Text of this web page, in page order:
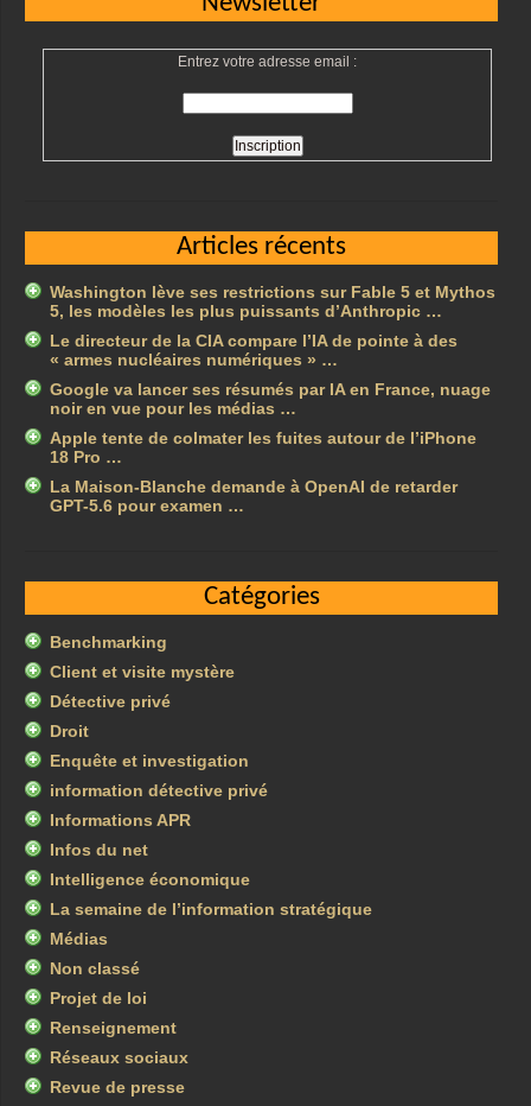
Entrez votre adresse email :
Articles récents
Washington lève ses restrictions sur Fable 5 et Mythos
5, les modèles les plus puissants d’Anthropic …
Le directeur de la CIA compare l’IA de pointe à des
« armes nucléaires numériques » …
Google va lancer ses résumés par IA en France, nuage
noir en vue pour les médias …
Apple tente de colmater les fuites autour de l’iPhone
18 Pro …
La Maison-Blanche demande à OpenAI de retarder
GPT-5.6 pour examen …
Catégories
Benchmarking
Client et visite mystère
Détective privé
Droit
Enquête et investigation
information détective privé
Informations APR
Infos du net
Intelligence économique
La semaine de l’information stratégique
Médias
Non classé
Projet de loi
Renseignement
Réseaux sociaux
Revue de presse